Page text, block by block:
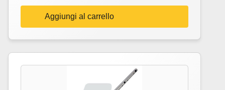
Aggiungi al carrello